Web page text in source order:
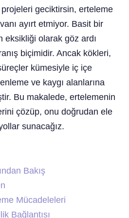
geciktirsin, erteleme
ayırt etmiyor. Basit bir
eksikliği olarak göz ardı
biçimidir. Ancak kökleri,
kümesiyle iç içe
ve kaygı alanlarına
Bu makalede, ertelemenin
çözüp, onu doğrudan ele
sunacağız.
Bakış
Mücadeleleri
Bağlantısı